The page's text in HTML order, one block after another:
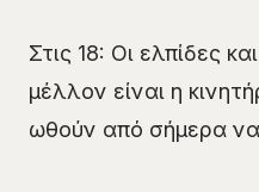
Στις 18: Οι ελπίδες
μέλλον είναι η
ωθούν από σήμερα